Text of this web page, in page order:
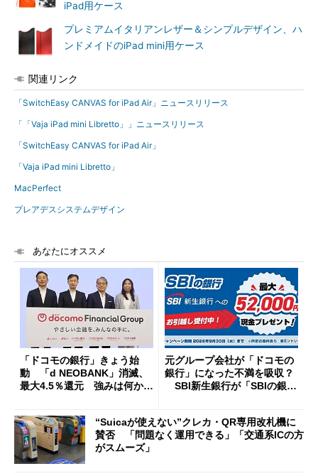
iPad用ケース
プレミアムイタリアンレザー＆シンプルデザイン、ハ
ンドメイドのiPad mini用ケース
関連リンク
「SwitchEasy CANVAS for iPad Air」ニュースリリース
「「Vaja iPad mini Libretto」」ニュースリリース
「SwitchEasy CANVAS for iPad Air」
「Vaja iPad mini Libretto」
MacPerfect
プレアデスシステムデザイン
あなたにオススメ
「ドコモの銀行」きょう始
動 「d NEOBANK」消滅、
最大4.5％還元 強みは何か解
元グループ会社が「ドコモの
銀行」になった不満を吸収？
SBI新生銀行が「SBIの銀
開催
“Suicaが使えない”クレカ・QR専用改札機に
賛否 「問題なく運用できる」「交通系ICの方
がスムーズ」